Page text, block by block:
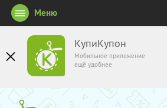
КупиКупон
Мобильное приложение
ещё удобнее
Меню